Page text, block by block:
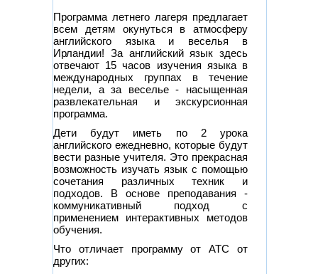
Программа летнего лагеря предлагает
всем детям окунуться в атмосферу
английского языка и веселья в
Ирландии! За английский язык здесь
отвечают 15 часов изучения языка в
международных группах в течение
недели, а за веселье - насыщенная
развлекательная и экскурсионная
программа.
Дети будут иметь по 2 урока
английского ежедневно, которые будут
вести разные учителя. Это прекрасная
возможность изучать язык с помощью
сочетания различных техник и
подходов. В основе преподавания -
коммуникативный подход с
применением интерактивных методов
обучения.
Что отличает программу от АТС от
других: